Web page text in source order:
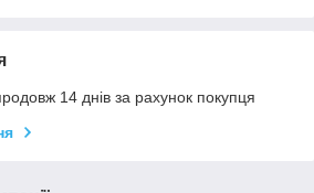
14 днів за рахунок покупця